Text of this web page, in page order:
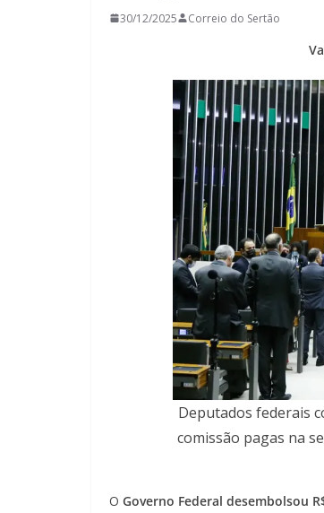
30/12/2025 Correio do Sertão
Deputados federais
comissão pagas na
O Governo Federal desembolsou